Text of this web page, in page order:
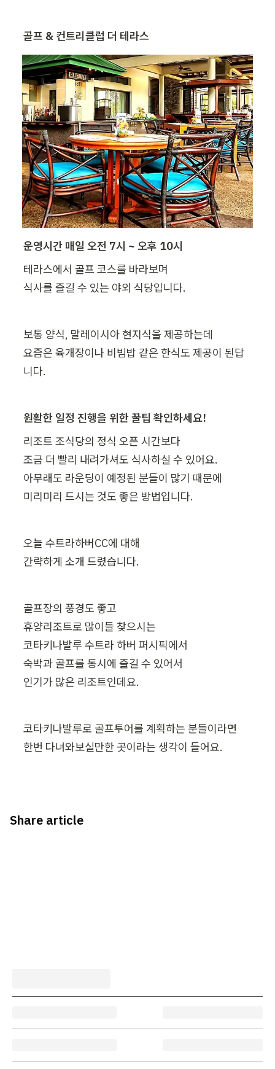
골프 & 컨트리클럽 더 테라스
운영시간 매일 오전 7시 ~ 오후 10시
테라스에서 골프 코스를 바라보며
식사를 즐길 수 있는 야외 식당입니다.
보통 양식, 말레이시아 현지식을 제공하는데
요즘은 육개장이나 비빔밥 같은 한식도 제공이 된답
니다.
원활한 일정 진행을 위한 꿀팁 확인하세요!
리조트 조식당의 정식 오픈 시간보다
조금 더 빨리 내려가셔도 식사하실 수 있어요.
아무래도 라운딩이 예정된 분들이 많기 때문에
미리미리 드시는 것도 좋은 방법입니다.
오늘 수트라하버CC에 대해
간략하게 소개 드렸습니다.
골프장의 풍경도 좋고
휴양리조트로 많이들 찾으시는
코타키나발루 수트라 하버 퍼시픽에서
숙박과 골프를 동시에 즐길 수 있어서
인기가 많은 리조트인데요.
코타키나발루로 골프투어를 계획하는 분들이라면
한번 다녀와보실만한 곳이라는 생각이 들어요.
Share article